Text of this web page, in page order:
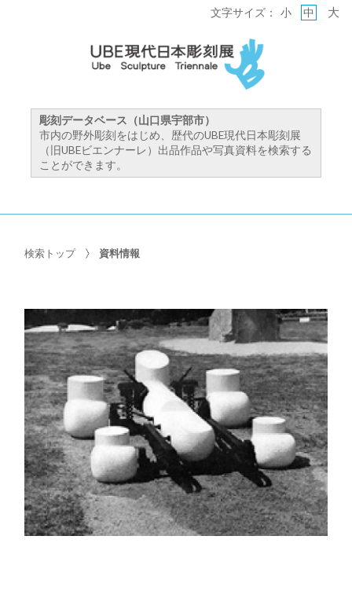
彫刻データベース（山口県宇部市）
市内の野外彫刻をはじめ、歴代のUBE現代日本彫刻展
（旧UBEビエンナーレ）出品作品や写真資料を検索する
ことができます。
文字サイズ： 小 中 大
検索トップ 資料情報